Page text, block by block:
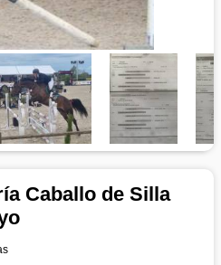
Caballo de Silla